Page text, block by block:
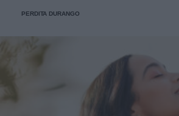
PERDITA DURANGO